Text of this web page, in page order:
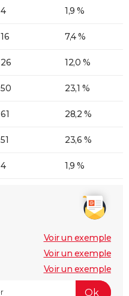
4 1,9 %
16 7,4 %
26 12,0 %
50 23,1 %
61 28,2 %
51 23,6 %
4 1,9 %
Voir un exemple
Voir un exemple
Voir un exemple